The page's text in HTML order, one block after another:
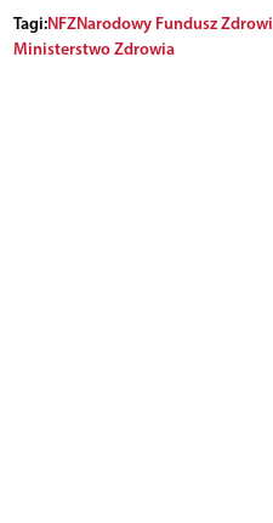
Tagi:NFZNarodowy Fundusz
Ministerstwo Zdrowia